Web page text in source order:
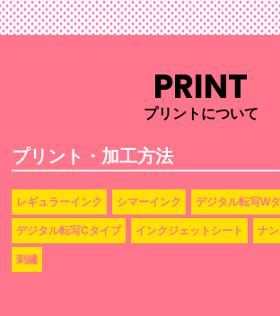
PRINT
プリントについて
プリント・加工方法
レギュラーインク シマーインク デジタル転写W
デジタル転写Cタイプ インクジェットシート ナ
刺繡